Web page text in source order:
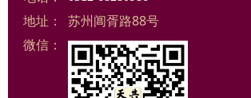
地址：
苏州阊胥路88号
微信：